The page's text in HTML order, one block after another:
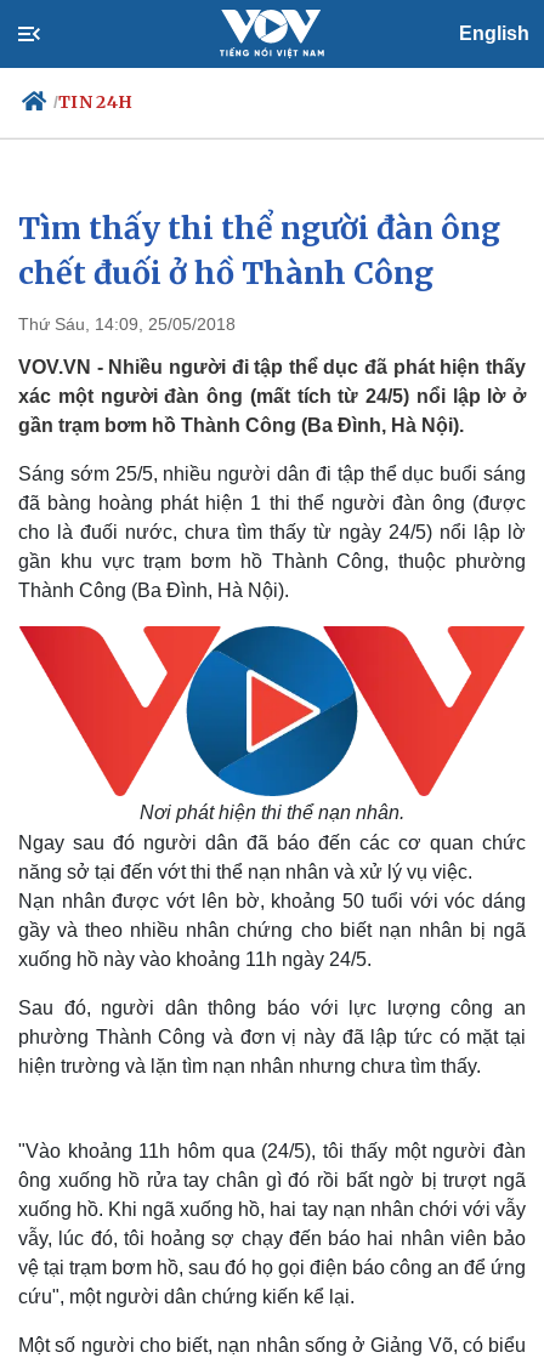
English
/TIN 24H
Chính trị
Đảng
Tổ chức nhân sự
Nhận diện sự thật
Xã hội
Tin 24h
Dự báo thời tiết
Việc làm
Biển đảo
Tìm thấy thi thể người đàn ông
chết đuối ở hồ Thành Công
Thứ Sáu, 14:09, 25/05/2018
VOV.VN - Nhiều người đi tập thể dục đã phát hiện thấy
xác một người đàn ông (mất tích từ 24/5) nổi lập lờ ở
gần trạm bơm hồ Thành Công (Ba Đình, Hà Nội).
Sáng sớm 25/5, nhiều người dân đi tập thể dục buổi sáng
đã bàng hoàng phát hiện 1 thi thể người đàn ông (được
cho là đuối nước, chưa tìm thấy từ ngày 24/5) nổi lập lờ
gần khu vực trạm bơm hồ Thành Công, thuộc phường
Thành Công (Ba Đình, Hà Nội).
Nơi phát hiện thi thể nạn nhân.
Ngay sau đó người dân đã báo đến các cơ quan chức
năng sở tại đến vớt thi thể nạn nhân và xử lý vụ việc.
Nạn nhân được vớt lên bờ, khoảng 50 tuổi với vóc dáng
gầy và theo nhiều nhân chứng cho biết nạn nhân bị ngã
xuống hồ này vào khoảng 11h ngày 24/5.
Sau đó, người dân thông báo với lực lượng công an
phường Thành Công và đơn vị này đã lập tức có mặt tại
hiện trường và lặn tìm nạn nhân nhưng chưa tìm thấy.
"Vào khoảng 11h hôm qua (24/5), tôi thấy một người đàn
ông xuống hồ rửa tay chân gì đó rồi bất ngờ bị trượt ngã
xuống hồ. Khi ngã xuống hồ, hai tay nạn nhân chới với vẫy
vẫy, lúc đó, tôi hoảng sợ chạy đến báo hai nhân viên bảo
vệ tại trạm bơm hồ, sau đó họ gọi điện báo công an để ứng
cứu", một người dân chứng kiến kể lại.
Một số người cho biết, nạn nhân sống ở Giảng Võ, có biểu